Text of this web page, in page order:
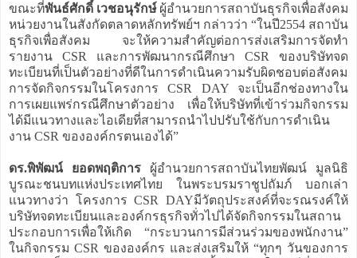
ขณะที่พันธ์ศักดิ์ เวชอนุรักษ์ผู้อำนวยการสถาบันธุรกิจเพื่อสังคม
หน่วยงานในสังกัดตลาดหลักทรัพย์ฯ กล่าวว่า “ในปี2554 สถาบัน
ธุรกิจเพื่อสังคม จะให้ความสำคัญต่อการส่งเสริมการจัดทำ
รายงาน CSR และการพัฒนากรณีศึกษา CSR ของบริษัทจด
ทะเบียนที่เป็นตัวอย่างที่ดีในการดำเนินความรับผิดชอบต่อสังคม
การจัดกิจกรรมในโครงการ CSR DAY จะเป็นอีกช่องทางใน
การเผยแพร่กรณีศึกษาตัวอย่าง เพื่อให้บริษัทที่เข้าร่วมกิจกรรม
ได้มีแนวทางและไอเดียที่สามารถนำไปปรับใช้กับการดำเนิน
งาน CSR ขององค์กรตนเองได้”
ดร.พิพัฒน์ ยอดพฤติการ ผู้อำนวยการสถาบันไทยพัฒน์ มูลนิธิ
บูรณะชนบทแห่งประเทศไทย ในพระบรมราชูปถัมภ์ บอกเล่า
แนวทางว่า โครงการ CSR DAYมีวัตถุประสงค์ที่จะรณรงค์ให้
บริษัทจดทะเบียนและองค์กรธุรกิจทั่วไปได้จัดกิจกรรมในสถาน
ประกอบการเพื่อให้เกิด “กระบวนการมีส่วนร่วมของพนักงาน”
ในกิจกรรม CSR ขององค์กร และส่งเสริมให้ “ทุกๆ วันของการ